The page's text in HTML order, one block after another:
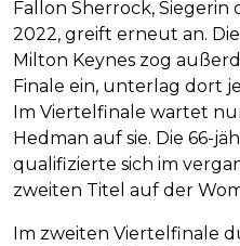
Fallon Sherrock,
2022, greift erneut an.
Milton Keynes zog
Finale ein, unterlag dort
Im Viertelfinale wartet
Hedman auf sie. Die 66-
qualifizierte sich im
zweiten Titel auf der
Im zweiten Viertelfinale